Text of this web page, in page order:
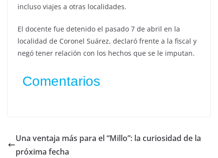
incluso viajes a otras localidades.
El docente fue detenido el pasado 7 de abril en la
localidad de Coronel Suárez, declaró frente a la fiscal y
negó tener relación con los hechos que se le imputan.
Comentarios
Una ventaja más para el “Millo”: la curiosidad de la
próxima fecha